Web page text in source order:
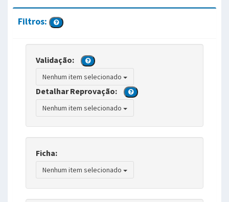
Filtros:
Validação:
Nenhum item selecionado
Detalhar Reprovação:
Nenhum item selecionado
Ficha:
Nenhum item selecionado